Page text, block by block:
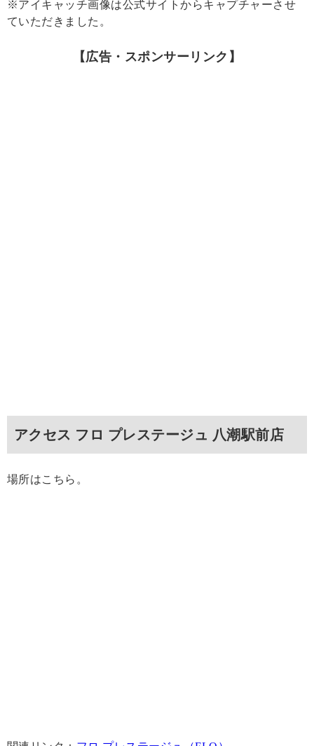
※アイキャッチ画像は公式サイトからキャプチャーさせ
ていただきました。
【広告・スポンサーリンク】
アクセス フロ プレステージュ 八潮駅前店
場所はこちら。